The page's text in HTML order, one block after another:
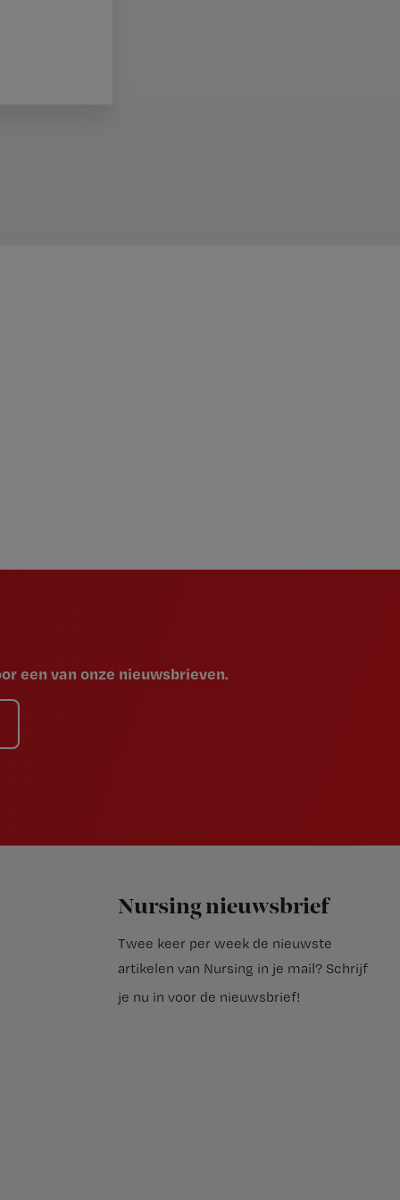
een van onze nieuwsbrieven.
Nursing nieuwsbrief
Twee keer per week de nieuwste
artikelen van Nursing in je mail? Schrijf
je nu in voor de nieuwsbrief!